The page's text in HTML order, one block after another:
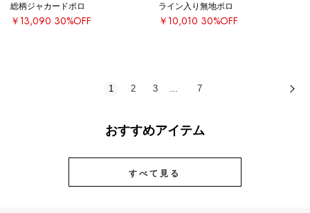
総柄ジャカードポロ
￥13,090 30%OFF
ライン入り無地ポロ
￥10,010 30%OFF
1 2 3 … 7
おすすめアイテム
すべて見る